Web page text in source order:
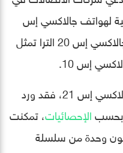
لهواتف جالاكسي إس
20 و جالاكسي إس 20 بلس و وجالاكسي إس 20 الترا تمثل
وأما بخصوص سلسلة هواتف جالاكسي إس 21، فقد ورد
وبحسبالإحصائيات، تمكنت
فقط من بيع 13.5 مليون وحدة من سلسلة